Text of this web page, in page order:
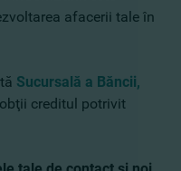
afacerii tale în
Sucursală a Băncii,
creditul potrivit